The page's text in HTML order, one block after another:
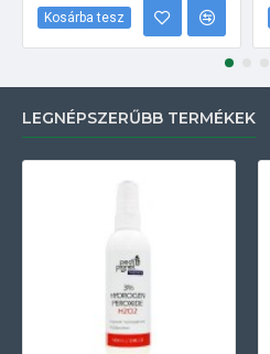
Kosárba tesz
LEGNÉPSZERŰBB TERMÉKEK